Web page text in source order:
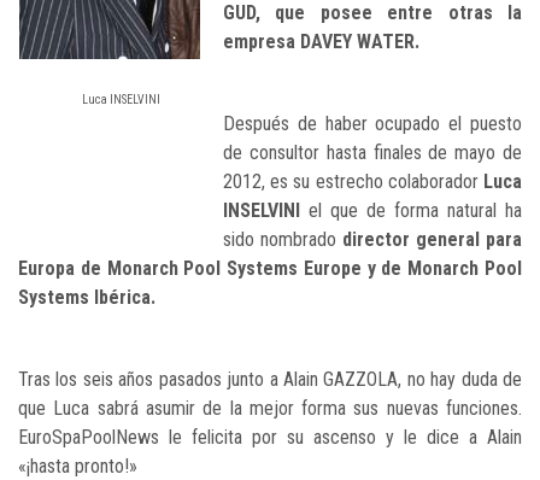
Luca INSELVINI
GUD, que posee entre otras la
empresa DAVEY WATER.
Después de haber ocupado el puesto
de consultor hasta finales de mayo de
2012, es su estrecho colaborador Luca
INSELVINI el que de forma natural ha
sido nombrado director general para
Europa de Monarch Pool Systems Europe y de Monarch Pool
Systems Ibérica.
Tras los seis años pasados junto a Alain GAZZOLA, no hay duda de
que Luca sabrá asumir de la mejor forma sus nuevas funciones.
EuroSpaPoolNews le felicita por su ascenso y le dice a Alain
«¡hasta pronto!»